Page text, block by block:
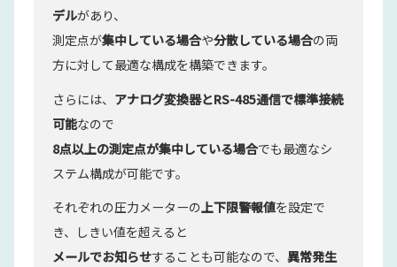
デルがあり、
測定点が集中している場合や分散している場合の両
方に対して最適な構成を構築できます。
さらには、 アナログ変換器とRS-485通信で標準接続
可能なので
8点以上の測定点が集中している場合でも最適なシ
ステム構成が可能です。
それぞれの圧力メーターの上下限警報値を設定で
き、しきい値を超えると
メールでお知らせすることも可能なので、異常発生